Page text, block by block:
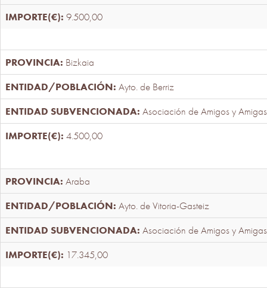
9.500,00
Bizkaia
Ayto. de Berriz
Asociación de Amigos y
4.500,00
Araba
Ayto. de Vitoria-Gasteiz
Asociación de Amigos y
17.345,00